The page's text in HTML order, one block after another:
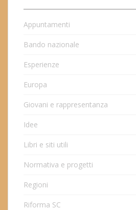
Appuntamenti
Bando nazionale
Esperienze
Europa
Giovani e rappresentanza
Idee
Libri e siti utili
Normativa e progetti
Regioni
Riforma SC